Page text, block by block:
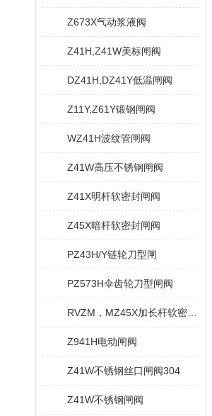
Z673X气动浆液阀
Z41H,Z41W美标闸阀
DZ41H,DZ41Y低温闸阀
Z11Y,Z61Y锻钢闸阀
WZ41H波纹管闸阀
Z41W高压不锈钢闸阀
Z41X明杆软密封闸阀
Z45X暗杆软密封闸阀
PZ43H/Y链轮刀型闸
PZ573H伞齿轮刀型闸阀
Z941H电动闸阀
Z41W不锈钢丝口闸阀304
Z41W不锈钢闸阀